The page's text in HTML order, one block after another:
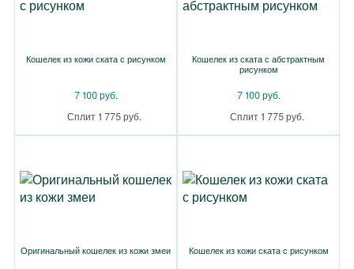
Кошелек из кожи ската с рисунком
7 100 руб.
Сплит 1 775 руб.
Кошелек из ската с абстрактным
рисунком
7 100 руб.
Сплит 1 775 руб.
Оригинальный кошелек из кожи змеи Кошелек из кожи ската с рисунком